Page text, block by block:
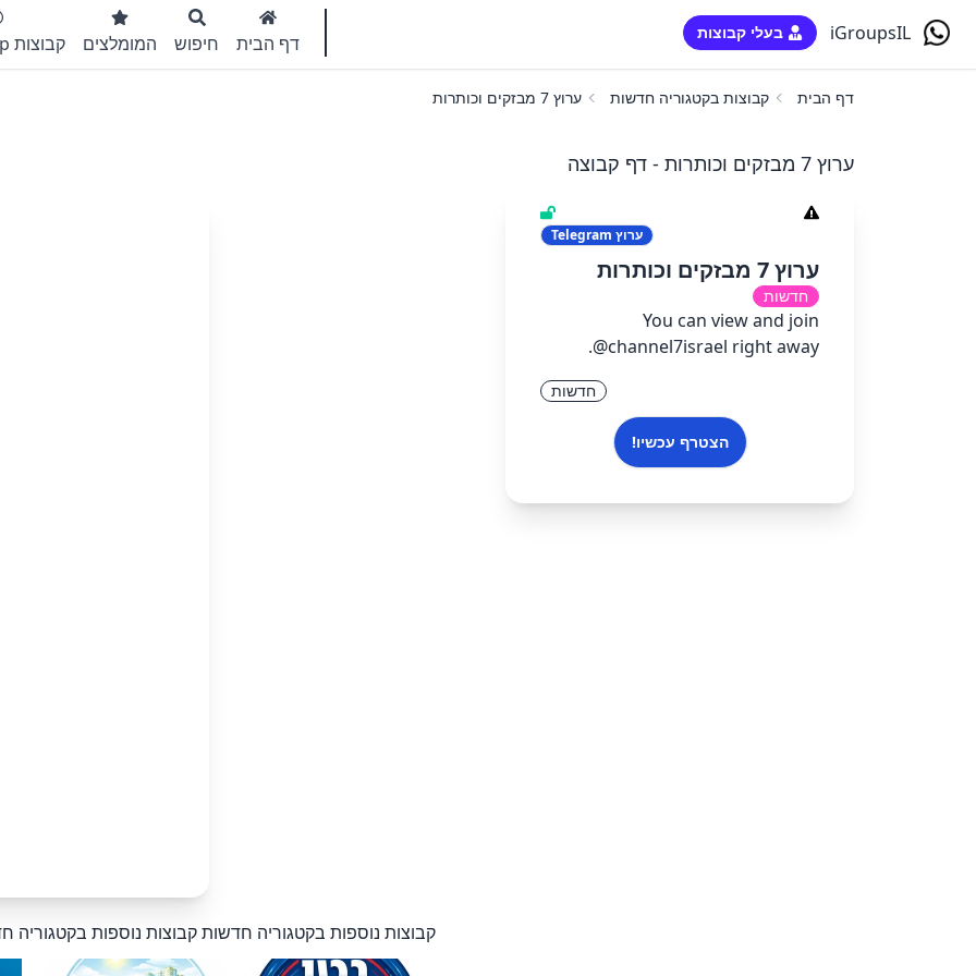
iGroupsIL בעלי קבוצות דף הבית חיפוש המומלצים קבוצות WhatsApp
דף הבית קבוצות בקטגוריה חדשות ערוץ 7 מבזקים וכותרות
ערוץ 7 מבזקים וכותרות - דף קבוצה
ערוץ
ערוץ 7 מבזקים וכותרות
חדשות
You can view and join
@channel7israel right away.
חדשות
הצטרף עכשיו!
קבוצות נוספות בקטגוריה חדשותקבוצות נוספות בקטגוריה